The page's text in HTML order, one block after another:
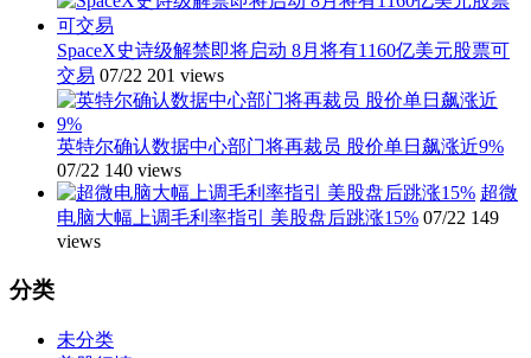
SpaceX史诗级解禁即将启动 8月将有1160亿美元股票可
交易 07/22 201 views
英特尔确认数据中心部门将再裁员 股价单日飙涨近9%
07/22 140 views
超微
电脑大幅上调毛利率指引 美股盘后跳涨15% 07/22 149
views
分类
未分类